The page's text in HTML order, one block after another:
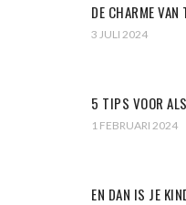
DE CHARME
3 JULI 2024
5 TIPS VOOR
1 FEBRUARI 2024
EN DAN IS JE